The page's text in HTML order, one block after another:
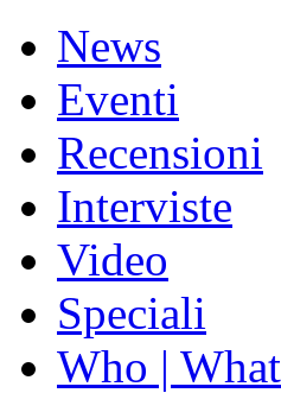
News
Eventi
Recensioni
Interviste
Video
Speciali
Who |